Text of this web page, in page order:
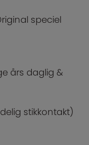
speciel
års daglig &
stikkontakt)